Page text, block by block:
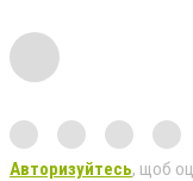
Авторизуйтесь, щоб